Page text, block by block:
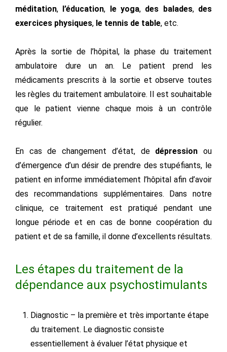
méditation, l’éducation, le yoga, des balades, des
exercices physiques, le tennis de table, etc.
Après la sortie de l’hôpital, la phase du traitement
ambulatoire dure un an. Le patient prend les
médicaments prescrits à la sortie et observe toutes
les règles du traitement ambulatoire. Il est souhaitable
que le patient vienne chaque mois à un contrôle
régulier.
En cas de changement d’état, de dépression ou
d’émergence d’un désir de prendre des stupéfiants, le
patient en informe immédiatement l’hôpital afin d’avoir
des recommandations supplémentaires. Dans notre
clinique, ce traitement est pratiqué pendant une
longue période et en cas de bonne coopération du
patient et de sa famille, il donne d’excellents résultats.
Les étapes du traitement de la
dépendance aux psychostimulants
Diagnostic – la première et très importante étape
du traitement. Le diagnostic consiste
essentiellement à évaluer l’état physique et